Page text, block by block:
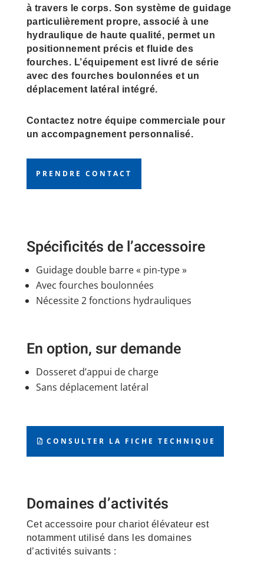
à travers le corps. Son système de guidage
particulièrement propre, associé à une
hydraulique de haute qualité, permet un
positionnement précis et fluide des
fourches. L’équipement est livré de série
avec des fourches boulonnées et un
déplacement latéral intégré.
Contactez notre équipe commerciale pour
un accompagnement personnalisé.
PRENDRE CONTACT
Spécificités de l’accessoire
Guidage double barre « pin-type »
Avec fourches boulonnées
Nécessite 2 fonctions hydrauliques
En option, sur demande
Dosseret d’appui de charge
Sans déplacement latéral
CONSULTER LA FICHE TECHNIQUE
Domaines d’activités
Cet accessoire pour chariot élévateur est
notamment utilisé dans les domaines
d’activités suivants :